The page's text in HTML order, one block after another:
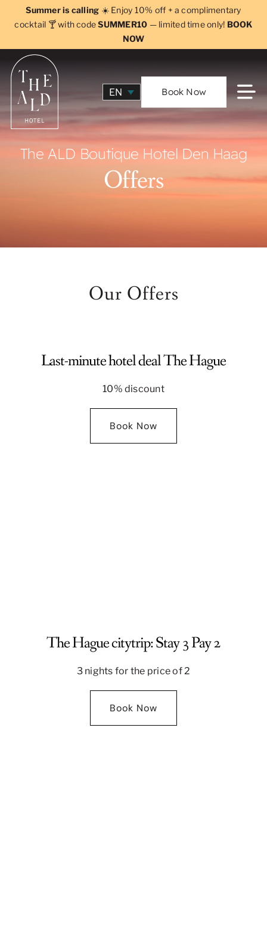
Summer is calling ☀️ Enjoy 10% off + a complimentary
cocktail 🍸 with codeSUMMER10 — limited time only! BOOK
NOW
EN Book Now
The ALD Boutique Hotel Den Haag
Offers
Our Offers
Last-minute hotel deal The Hague
10% discount
Book Now
The Hague citytrip: Stay 3 Pay 2
3 nights for the price of 2
Book Now